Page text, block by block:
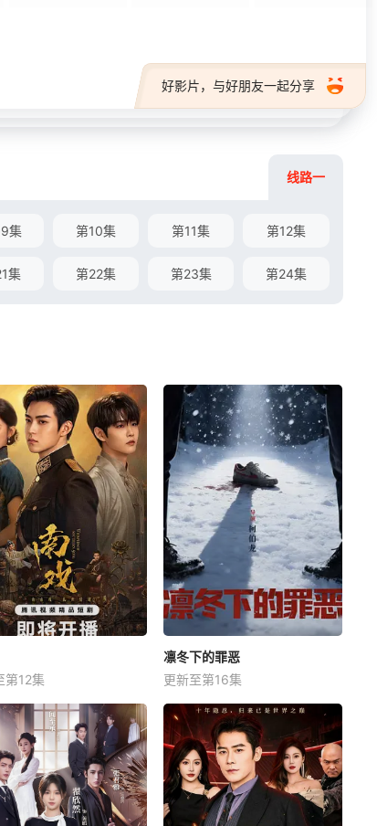
好影片，与好朋友一起分享
线路一
集 第10集 第11集 第12集
集 第22集 第23集 第24集
第12集
凛冬下的罪恶
更新至第16集